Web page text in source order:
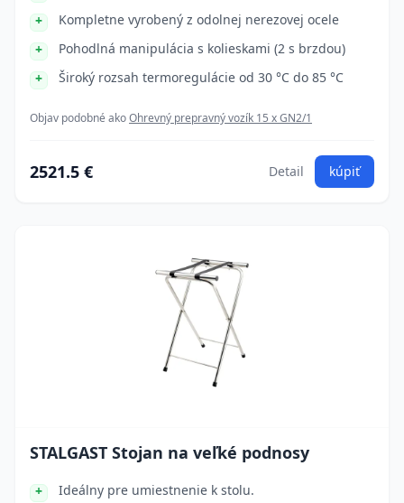
Kompletne vyrobený z odolnej nerezovej ocele
Pohodlná manipulácia s kolieskami (2 s brzdou)
Široký rozsah termoregulácie od 30 °C do 85 °C
Objav podobné akoOhrevný prepravný vozík 15 x GN2/1
2521.5 € Detail kúpiť
STALGAST Stojan na veľké podnosy
Ideálny pre umiestnenie k stolu.